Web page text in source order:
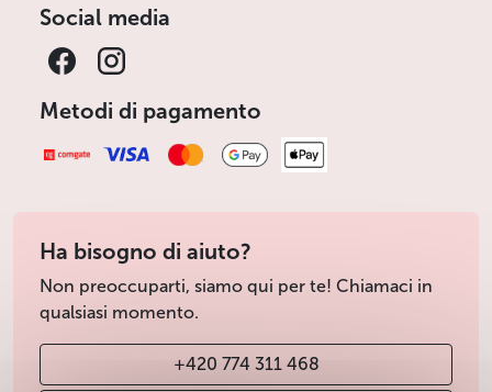
Social media
Metodi di pagamento
Ha bisogno di aiuto?
Non preoccuparti, siamo qui per te! Chiamaci in
qualsiasi momento.
+420 774 311 468